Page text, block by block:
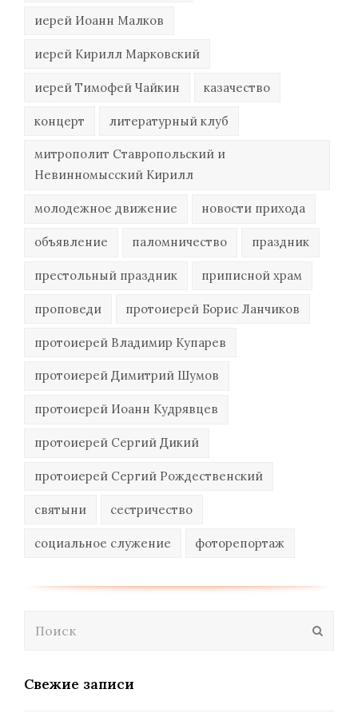
иерей Иоанн Малков
иерей Кирилл Марковский
иерей Тимофей Чайкин казачество
концерт литературный клуб
митрополит Ставропольский и
Невинномысский Кирилл
молодежное движение новости прихода
объявление паломничество праздник
престольный праздник приписной храм
проповеди протоиерей Борис Ланчиков
протоиерей Владимир Купарев
протоиерей Димитрий Шумов
протоиерей Иоанн Кудрявцев
протоиерей Сергий Дикий
протоиерей Сергий Рождественский
святыни сестричество
социальное служение фоторепортаж
Свежие записи